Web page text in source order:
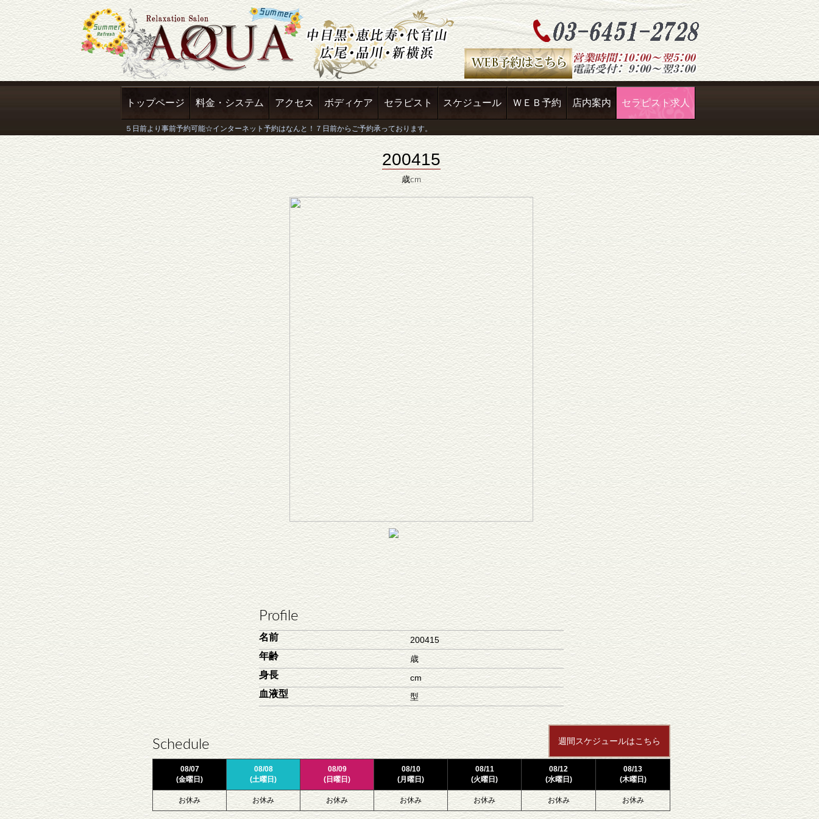
トップページ 料金・システム アクセス ボディケア セラピスト スケジュール ＷＥＢ予約 店内案内 セラピスト求人
200415
歳cm
Profile
名前 200415
年齢 歳
身長 cm
血液型 型
Schedule 週間スケジュールはこちら
08/07
(金曜日)
08/08
(土曜日)
08/09
(日曜日)
08/10
(月曜日)
08/11
(火曜日)
08/12
(水曜日)
08/13
(木曜日)
お休み お休み お休み お休み お休み お休み お休み